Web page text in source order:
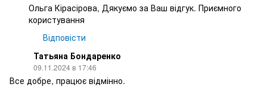
Ольга Кірасірова, Дякуємо за Ваш відгук. Приємного
користування
Відповісти
Татьяна Бондаренко
09.11.2024 в 17:46
Все добре, працює відмінно.